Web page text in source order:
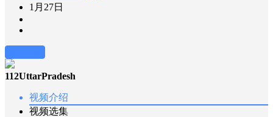
1月27日
112UttarPradesh
视频介绍
视频选集